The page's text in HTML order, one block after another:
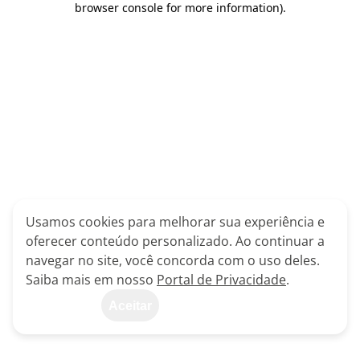
browser console for more information).
Usamos cookies para melhorar sua experiência e
oferecer conteúdo personalizado. Ao continuar a
navegar no site, você concorda com o uso deles.
Saiba mais em nosso Portal de Privacidade.